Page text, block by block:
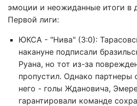
эмоции и неожиданные итоги в
Первой лиги:
ЮКСА - "Нива" (3:0):
накануне подписали
Руана, но тот из-за
пропустил. Однако партнеры
него - голы Ждановича,
гарантировали команде